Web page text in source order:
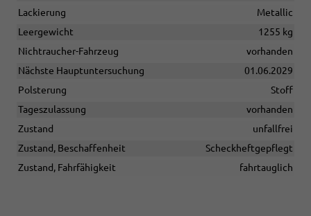
Lackierung
Metallic
Leergewicht
1255 kg
Nichtraucher-Fahrzeug
vorhanden
Nächste Hauptuntersuchung
01.06.2029
Polsterung
Stoff
Tageszulassung
vorhanden
Zustand
unfallfrei
Zustand, Beschaffenheit
Scheckheftgepflegt
Zustand, Fahrfähigkeit
fahrtauglich